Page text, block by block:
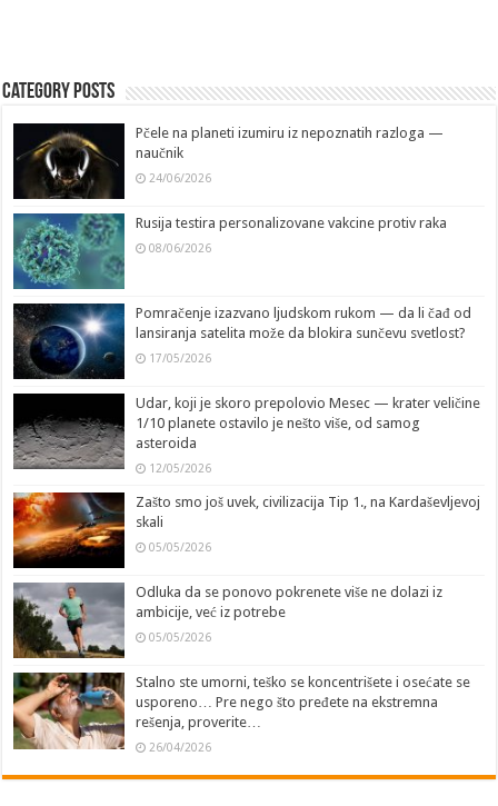
Category Posts
Pčele na planeti izumiru iz nepoznatih razloga —
naučnik
24/06/2026
Rusija testira personalizovane vakcine protiv raka
08/06/2026
Pomračenje izazvano ljudskom rukom — da li čađ od
lansiranja satelita može da blokira sunčevu svetlost?
17/05/2026
Udar, koji je skoro prepolovio Mesec — krater veličine
1/10 planete ostavilo je nešto više, od samog
asteroida
12/05/2026
Zašto smo još uvek, civilizacija Tip 1., na Kardaševljevoj
skali
05/05/2026
Odluka da se ponovo pokrenete više ne dolazi iz
ambicije, već iz potrebe
05/05/2026
Stalno ste umorni, teško se koncentrišete i osećate se
usporeno… Pre nego što pređete na ekstremna
rešenja, proverite…
26/04/2026